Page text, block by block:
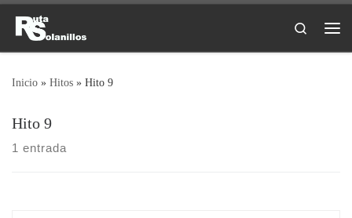
Saltar al contenido
Search
Inicio » Hitos » Hito 9
Hito 9
1 entrada